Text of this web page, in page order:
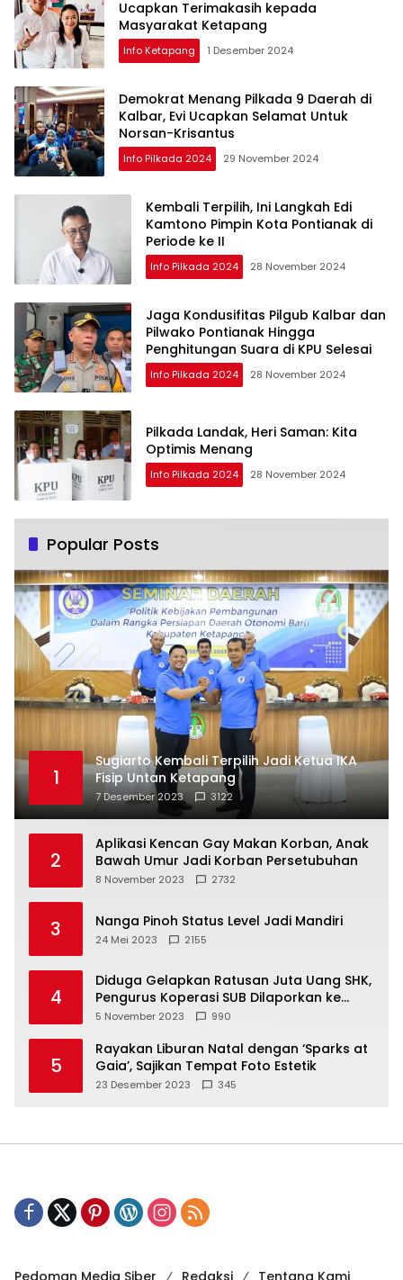
Ucapkan Terimakasih kepada
Masyarakat Ketapang
Info Ketapang 1 Desember 2024
Demokrat Menang Pilkada 9 Daerah di
Kalbar, Evi Ucapkan Selamat Untuk
Norsan-Krisantus
Info Pilkada 2024 29 November 2024
Kembali Terpilih, Ini Langkah Edi
Kamtono Pimpin Kota Pontianak di
Periode ke II
Info Pilkada 2024 28 November 2024
Jaga Kondusifitas Pilgub Kalbar dan
Pilwako Pontianak Hingga
Penghitungan Suara di KPU Selesai
Info Pilkada 2024 28 November 2024
Pilkada Landak, Heri Saman: Kita
Optimis Menang
Info Pilkada 2024 28 November 2024
Popular Posts
1
Sugiarto Kembali Terpilih Jadi Ketua IKA
Fisip Untan Ketapang
7 Desember 2023 3122
2
Aplikasi Kencan Gay Makan Korban, Anak
Bawah Umur Jadi Korban Persetubuhan
8 November 2023 2732
3 Nanga Pinoh Status Level Jadi Mandiri
24 Mei 2023 2155
4
Diduga Gelapkan Ratusan Juta Uang SHK,
Pengurus Koperasi SUB Dilaporkan ke
Polisi
5 November 2023 990
5
Rayakan Liburan Natal dengan ‘Sparks at
Gaia’, Sajikan Tempat Foto Estetik
23 Desember 2023 345